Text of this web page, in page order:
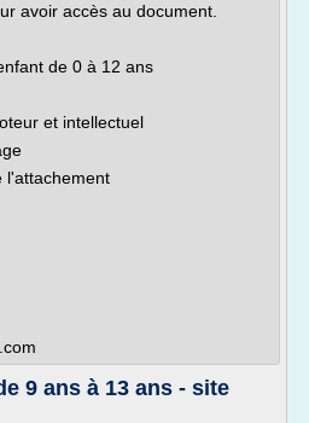
avoir accès au document.
de 0 à 12 ans
et intellectuel
l'attachement
9 ans à 13 ans - site